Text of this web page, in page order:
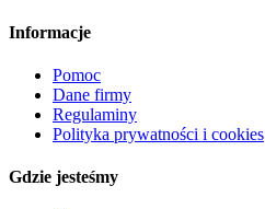
Informacje
Pomoc
Dane firmy
Regulaminy
Polityka prywatności i cookies
Gdzie jesteśmy